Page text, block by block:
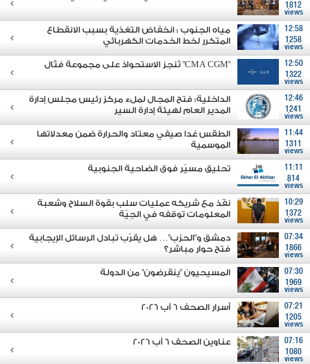
1812
views
12:58
1258
views
مياه الجنوب : انخفاض التغذية بسبب الانقطاع
المتكرر لخط الخدمات الكهربائي
12:50
1322
views
"CMA CGM" تُنجز الاستحواذ على مجموعة فتّال
12:46
1241
views
الداخلية: فتح المجال لملء مركز رئيس مجلس إدارة
المدير العام لهيئة إدارة السير
11:44
1311
views
الطقس غدا صيفي معتاد والحرارة ضمن معدلاتها
الموسمية
11:11
814
views
تحليق مسيّر فوق الضاحية الجنوبية
10:29
1372
views
نفّذ مع شريكه عمليات سلب بقوة السلاح وشعبة
المعلومات توقفه في الجِيّة
07:34
1866
views
دمشق و"الحزب"… هل يقرّب تبادل الرسائل الإيجابية
فتح حوار مباشر؟
07:30
1969
views
المسيحيون "ينقرضون" من الدولة
07:21
1205
views
أسرار الصحف 6 آب 2026
07:16
1080
views
عناوين الصحف 6 آب 2026